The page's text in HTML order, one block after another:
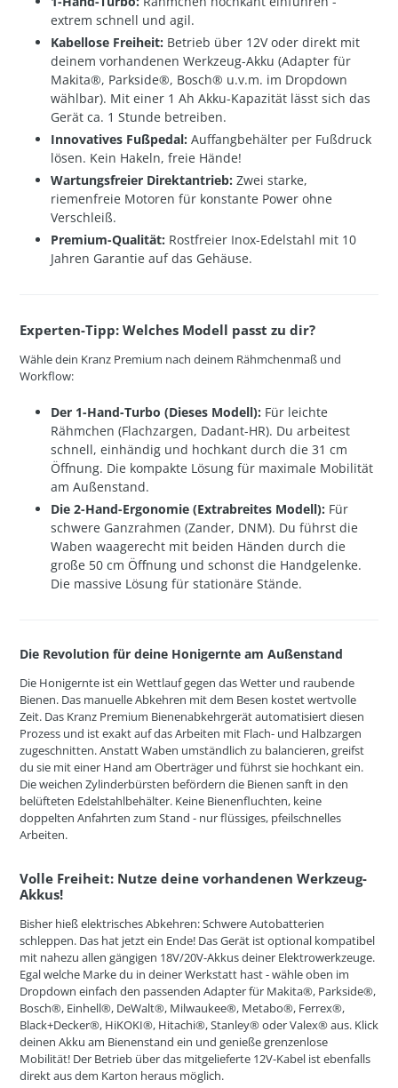
extrem schnell und agil.
Kabellose Freiheit: Betrieb über 12V oder direkt mit
deinem vorhandenen Werkzeug-Akku (Adapter für
Makita®, Parkside®, Bosch® u.v.m. im Dropdown
wählbar). Mit einer 1 Ah Akku-Kapazität lässt sich das
Gerät ca. 1 Stunde betreiben.
Innovatives Fußpedal: Auffangbehälter per Fußdruck
lösen. Kein Hakeln, freie Hände!
Wartungsfreier Direktantrieb: Zwei starke,
riemenfreie Motoren für konstante Power ohne
Verschleiß.
Premium-Qualität: Rostfreier Inox-Edelstahl mit 10
Jahren Garantie auf das Gehäuse.
Experten-Tipp: Welches Modell passt zu dir?
Wähle dein Kranz Premium nach deinem Rähmchenmaß und
Workflow:
Der 1-Hand-Turbo (Dieses Modell): Für leichte
Rähmchen (Flachzargen, Dadant-HR). Du arbeitest
schnell, einhändig und hochkant durch die 31 cm
Öffnung. Die kompakte Lösung für maximale Mobilität
am Außenstand.
Die 2-Hand-Ergonomie (Extrabreites Modell): Für
schwere Ganzrahmen (Zander, DNM). Du führst die
Waben waagerecht mit beiden Händen durch die
große 50 cm Öffnung und schonst die Handgelenke.
Die massive Lösung für stationäre Stände.
Die Revolution für deine Honigernte am Außenstand
Die Honigernte ist ein Wettlauf gegen das Wetter und raubende
Bienen. Das manuelle Abkehren mit dem Besen kostet wertvolle
Zeit. Das Kranz Premium Bienenabkehrgerät automatisiert diesen
Prozess und ist exakt auf das Arbeiten mit Flach- und Halbzargen
zugeschnitten. Anstatt Waben umständlich zu balancieren, greifst
du sie mit einer Hand am Oberträger und führst sie hochkant ein.
Die weichen Zylinderbürsten befördern die Bienen sanft in den
belüfteten Edelstahlbehälter. Keine Bienenfluchten, keine
doppelten Anfahrten zum Stand - nur flüssiges, pfeilschnelles
Arbeiten.
Volle Freiheit: Nutze deine vorhandenen Werkzeug-
Akkus!
Bisher hieß elektrisches Abkehren: Schwere Autobatterien
schleppen. Das hat jetzt ein Ende! Das Gerät ist optional kompatibel
mit nahezu allen gängigen 18V/20V-Akkus deiner Elektrowerkzeuge.
Egal welche Marke du in deiner Werkstatt hast - wähle oben im
Dropdown einfach den passenden Adapter für Makita®, Parkside®,
Bosch®, Einhell®, DeWalt®, Milwaukee®, Metabo®, Ferrex®,
Black+Decker®, HiKOKI®, Hitachi®, Stanley® oder Valex® aus. Klick
deinen Akku am Bienenstand ein und genieße grenzenlose
Mobilität! Der Betrieb über das mitgelieferte 12V-Kabel ist ebenfalls
direkt aus dem Karton heraus möglich.